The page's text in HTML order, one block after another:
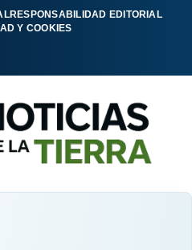
RESPONSABILIDAD EDITORIAL
Y COOKIES